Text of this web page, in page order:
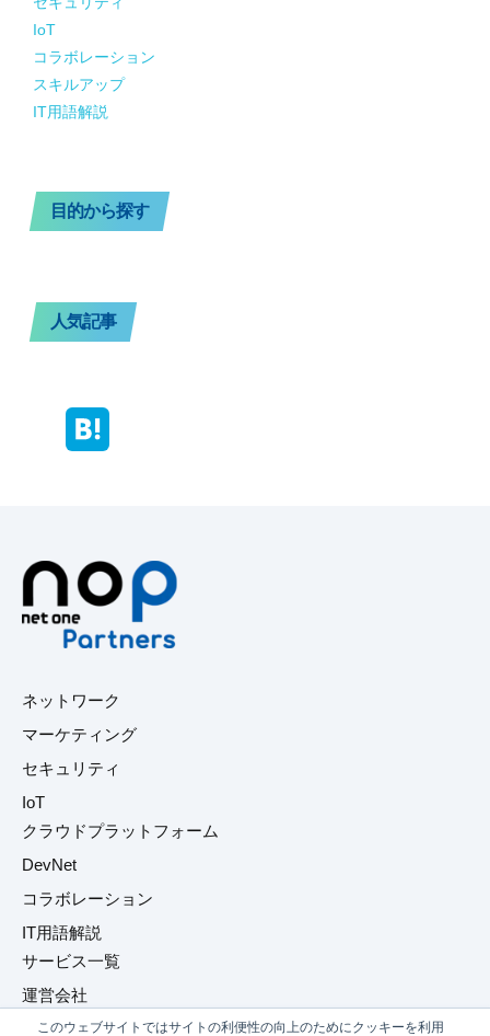
このウェブサイトではサイトの利便性の向上のためにクッキーを利用
IoT
コラボレーション
スキルアップ
IT用語解説
目的から探す
人気記事
ネットワーク
マーケティング
セキュリティ
IoT
クラウドプラットフォーム
DevNet
コラボレーション
IT用語解説
サービス一覧
運営会社
プライバシーポリシー